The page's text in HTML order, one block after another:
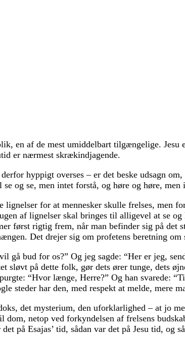
en af de mest umiddelbart tilgængelige.
er nærmest skrækindjagende.
hyppigt overses – er det beske udsagn
og se, men intet forstå, og høre og høre,
for at mennesker skulle frelses, men
af lignelser skal bringes til alligevel at se
først rigtig frem, når man befinder sig på det
Det drejer sig om profetens beretning om
gå bud for os?” Og jeg sagde: “Her er jeg,
på dette folk, gør dets ører tunge, dets
“Hvor længe, Herre?” Og han svarede:
steder har den, med respekt at melde, mere
det mysterium, den uforklarlighed – at jo
dom, netop ved forkyndelsen af frelsens
på Esajas’ tid, sådan var det på Jesu tid, og